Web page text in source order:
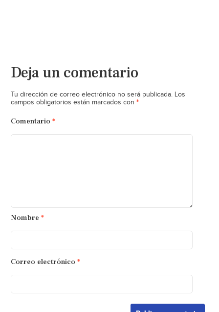
Deja un comentario
Tu dirección de correo electrónico no será publicada. Los
campos obligatorios están marcados con *
Comentario *
Nombre *
Correo electrónico *